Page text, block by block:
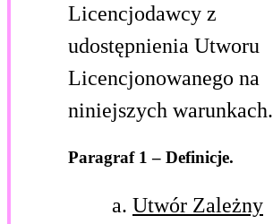
Licencjodawcy z
udostępnienia Utworu
Licencjonowanego na
niniejszych warunkach.
Paragraf 1 – Definicje.
Utwór Zależny